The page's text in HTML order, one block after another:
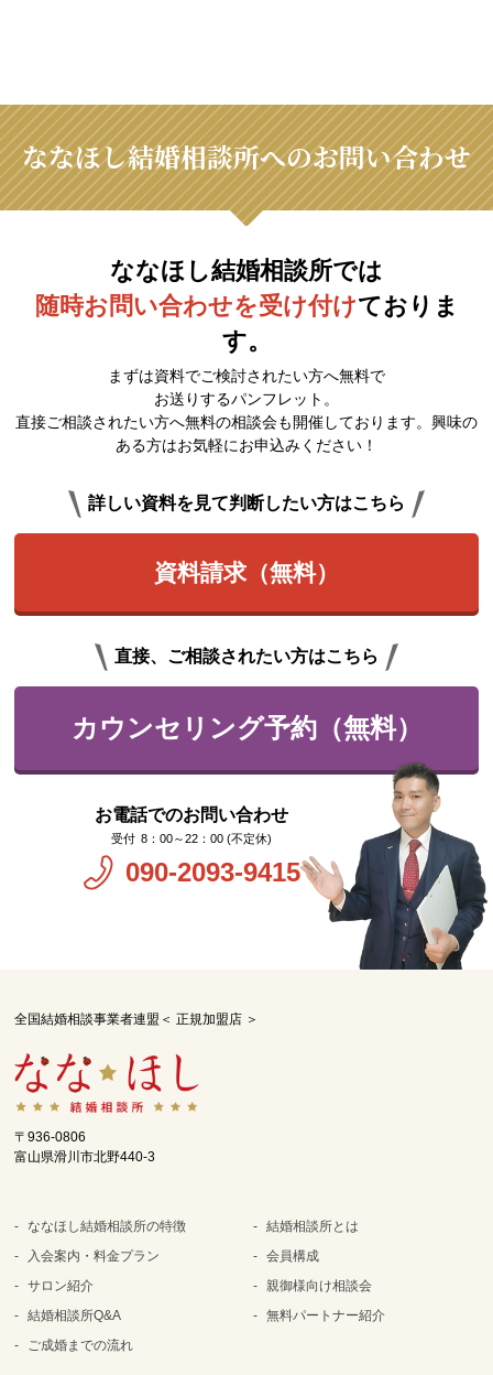
ななほし結婚相談所へのお問い合わせ
ななほし結婚相談所では
随時お問い合わせを受け付けておりま
す。
まずは資料でご検討されたい方へ無料で
お送りするパンフレット。
直接ご相談されたい方へ無料の相談会も開催しております。興味の
ある方はお気軽にお申込みください！
詳しい資料を見て判断したい方はこちら
資料請求（無料）
直接、ご相談されたい方はこちら
カウンセリング予約（無料）
お電話でのお問い合わせ
8：00～22：00 (不定休)
090-2093-9415
全国結婚相談事業者連盟＜ 正規加盟店 ＞
〒936-0806
富山県滑川市北野440-3
ななほし結婚相談所の特徴
入会案内・料金プラン
サロン紹介
結婚相談所Q&A
ご成婚までの流れ
結婚相談所とは
会員構成
親御様向け相談会
無料パートナー紹介